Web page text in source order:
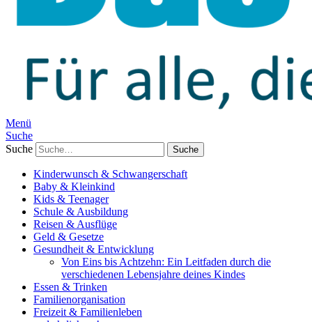
Menü
Suche
Suche
Kinderwunsch & Schwangerschaft
Baby & Kleinkind
Kids & Teenager
Schule & Ausbildung
Reisen & Ausflüge
Geld & Gesetze
Gesundheit & Entwicklung
Von Eins bis Achtzehn: Ein Leitfaden durch die
verschiedenen Lebensjahre deines Kindes
Essen & Trinken
Familienorganisation
Freizeit & Familienleben